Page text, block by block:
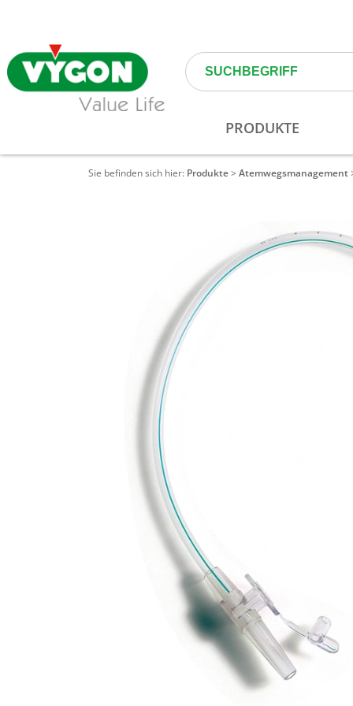
Sie befinden sich hier: Produkte> Atemwegs­management